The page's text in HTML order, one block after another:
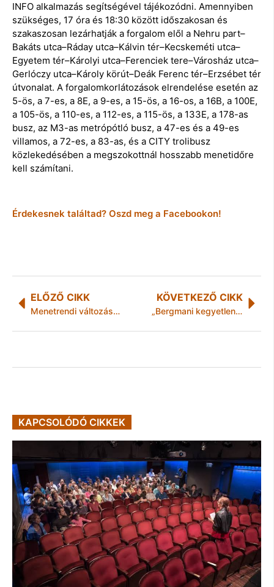
INFO alkalmazás segítségével tájékozódni. Amennyiben
szükséges, 17 óra és 18:30 között időszakosan és
szakaszosan lezárhatják a forgalom elől a Nehru part–
Bakáts utca–Ráday utca–Kálvin tér–Kecskeméti utca–
Egyetem tér–Károlyi utca–Ferenciek tere–Városház utca–
Gerlóczy utca–Károly körút–Deák Ferenc tér–Erzsébet tér
útvonalat. A forgalomkorlátozások elrendelése esetén az
5-ös, a 7-es, a 8E, a 9-es, a 15-ös, a 16-os, a 16B, a 100E,
a 105-ös, a 110-es, a 112-es, a 115-ös, a 133E, a 178-as
busz, az M3-as metrópótló busz, a 47-es és a 49-es
villamos, a 72-es, a 83-as, és a CITY trolibusz
közlekedésében a megszokottnál hosszabb menetidőre
kell számítani.
Érdekesnek találtad? Oszd meg a Facebookon!
ELŐZŐ CIKK
Menetrendi változások a H6-os HÉV vonalán október 5-től november 10-ig
KÖVETKEZŐ CIKK
„Bergmani kegyetlenséggel előállított megfigyelőállás”
KAPCSOLÓDÓ CIKKEK